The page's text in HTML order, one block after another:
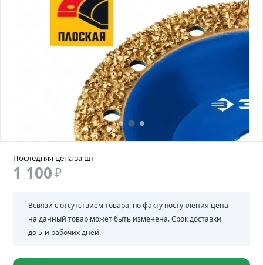
Последняя цена за шт
1 100₽
Всвязи с отсутствием товара, по факту поступления цена
на данный товар может быть изменена. Срок доставки
до 5-и рабочих дней.